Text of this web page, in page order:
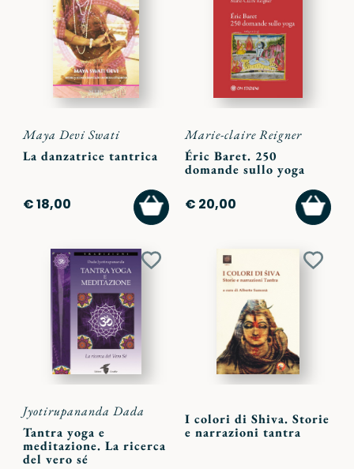
Maya Devi Swati
La danzatrice tantrica
€ 18,00
AGGIUNGI
AL
CARRELLO
Marie-claire Reigner
Éric Baret. 250
domande sullo yoga
€ 20,00
AL
Aggiungi
Jyotirupananda Dada
Tantra yoga e
meditazione. La ricerca
del vero sé
I colori di Shiva. Storie
e narrazioni tantra